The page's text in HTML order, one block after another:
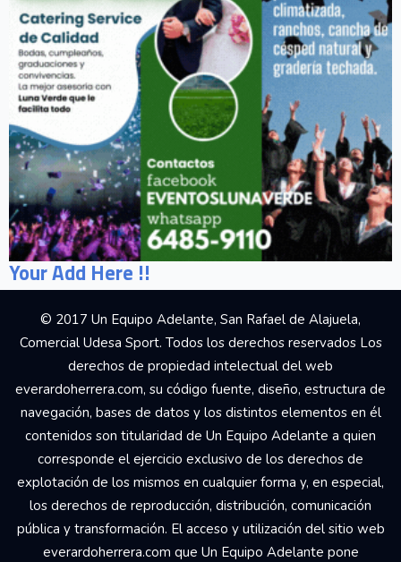
Your Add Here !!
© 2017 Un Equipo Adelante, San Rafael de Alajuela,
Comercial Udesa Sport. Todos los derechos reservados Los
derechos de propiedad intelectual del web
everardoherrera.com, su código fuente, diseño, estructura de
navegación, bases de datos y los distintos elementos en él
contenidos son titularidad de Un Equipo Adelante a quien
corresponde el ejercicio exclusivo de los derechos de
explotación de los mismos en cualquier forma y, en especial,
los derechos de reproducción, distribución, comunicación
pública y transformación. El acceso y utilización del sitio web
everardoherrera.com que Un Equipo Adelante pone